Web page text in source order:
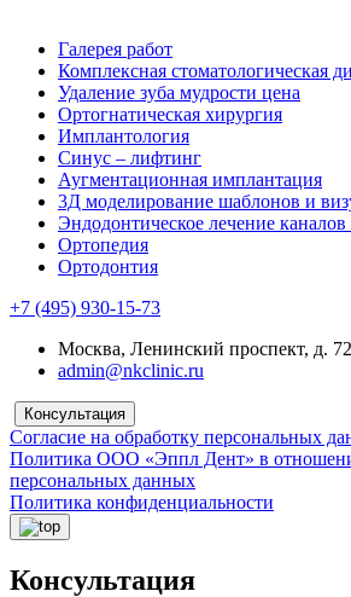
Галерея работ
Комплексная стоматологическая
Удаление зуба мудрости цена
Ортогнатическая хирургия
Имплантология
Синус – лифтинг
Аугментационная имплантация
3Д моделирование шаблонов и
Эндодонтическое лечение
Ортопедия
Ортодонтия
+7 (495) 930-15-73
Москва, Ленинский проспект, д.
admin@nkclinic.ru
Консультация
Согласие на обработку персональных
Политика ООО «Эппл Дент» в
персональных данных
Политика конфиденциальности
Консультация